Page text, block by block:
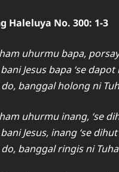
Haleluya No. 300: 1-3
uhurmu bapa,
Jesus bapa ‘se
banggal holong ni
uhurmu inang, ‘se
Jesus, inang ‘se
banggal ringis ni